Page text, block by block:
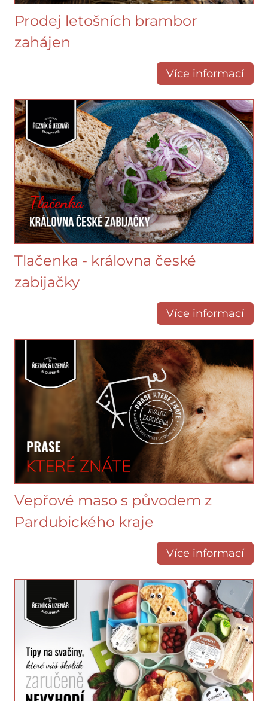
Prodej letošních brambor
zahájen
Více informací
Tlačenka - královna české
zabijačky
Více informací
Vepřové maso s původem z
Pardubického kraje
Více informací